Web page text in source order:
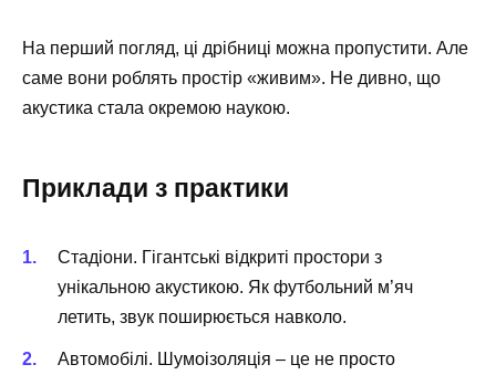
На перший погляд, ці дрібниці можна пропустити. Але
саме вони роблять простір «живим». Не дивно, що
акустика стала окремою наукою.
Приклади з практики
Стадіони. Гігантські відкриті простори з
унікальною акустикою. Як футбольний м’яч
летить, звук поширюється навколо.
Автомобілі. Шумоізоляція – це не просто